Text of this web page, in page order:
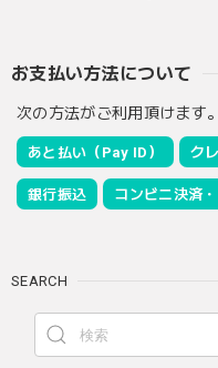
お支払い方法について
次の方法がご利用頂けます。
あと払い（Pay ID） ク
銀行振込 コンビニ決済
SEARCH